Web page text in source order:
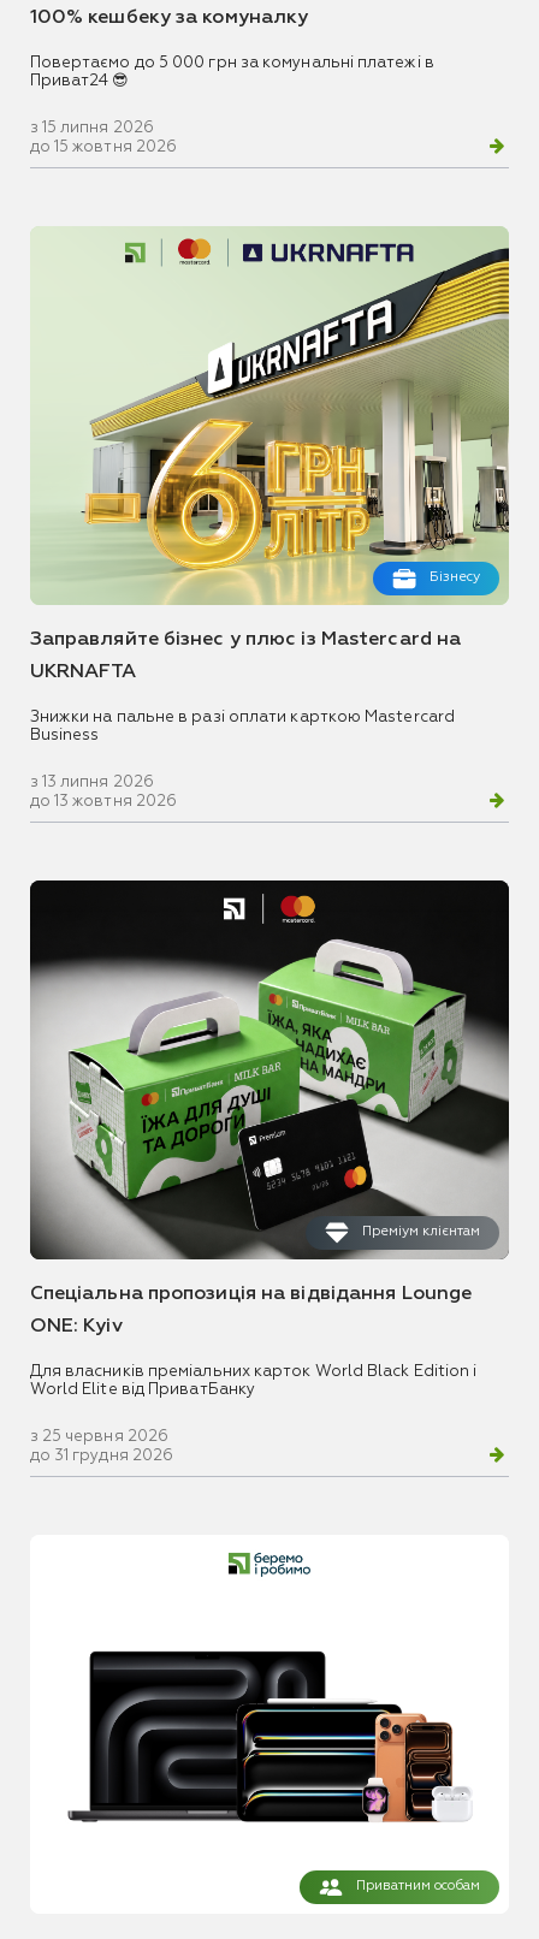
100% кешбеку за комуналку
Повертаємо до 5 000 грн за комунальні платежі в
Приват24 😎
з 15 липня 2026
до 15 жовтня 2026
Бізнесу
Заправляйте бізнес у плюс із Mastercard на
UKRNAFTA
Знижки на пальне в разі оплати карткою Mastercard
Business
з 13 липня 2026
до 13 жовтня 2026
Преміум клієнтам
Спеціальна пропозиція на відвідання Lounge
ONE: Kyiv
Для власників преміальних карток World Black Edition і
World Elite від ПриватБанку
з 25 червня 2026
до 31 грудня 2026
Приватним особам